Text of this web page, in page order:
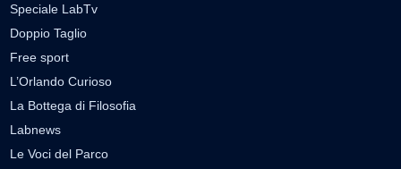
Speciale LabTv
Doppio Taglio
Free sport
L’Orlando Curioso
La Bottega di Filosofia
Labnews
Le Voci del Parco